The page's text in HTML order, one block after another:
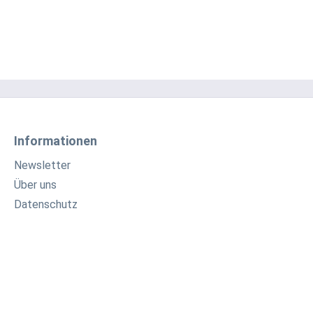
Informationen
Newsletter
Über uns
Datenschutz